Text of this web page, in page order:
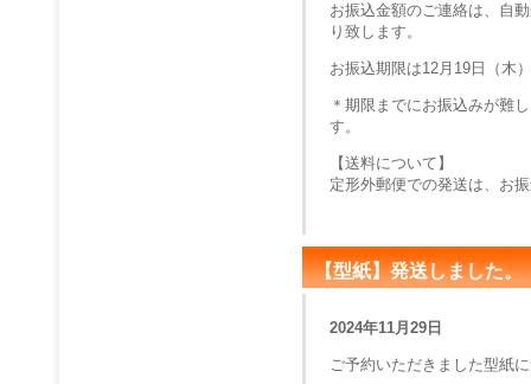
お振込金額のご連絡は、自
り致します。
お振込期限は12月19日（木
＊期限までにお振込みが難
す。
【送料について】
定形外郵便での発送は、お
【型紙】発送しました。
2024年11月29日
ご予約いただきました型紙